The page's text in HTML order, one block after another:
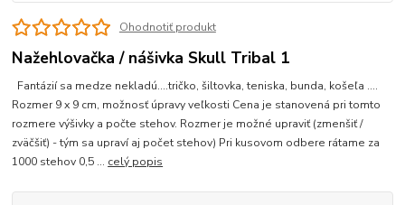
Ohodnotiť produkt
Nažehlovačka / nášivka Skull Tribal 1
Fantázií sa medze nekladú....tričko, šiltovka, teniska, bunda, košeľa ....
Rozmer 9 x 9 cm, možnosť úpravy veľkosti Cena je stanovená pri tomto
rozmere výšivky a počte stehov. Rozmer je možné upraviť (zmenšiť /
zväčšiť) - tým sa upraví aj počet stehov) Pri kusovom odbere rátame za
1000 stehov 0,5 ... celý popis